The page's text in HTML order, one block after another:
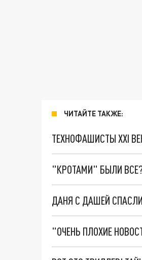
ЧИТАЙТЕ ТАКЖЕ:
ТЕХНОФАШИСТЫ XXI
"КРОТАМИ" БЫЛИ
ДАНЯ С ДАШЕЙ